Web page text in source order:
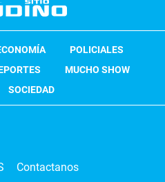
POLICIALES
MUCHO SHOW
SOCIEDAD
Contactanos